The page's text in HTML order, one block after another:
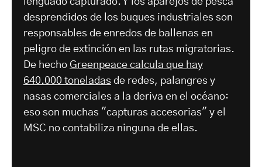
desprendidos de los buques industriales son
responsables de enredos de ballenas en
peligro de extinción en las rutas migratorias.
De hecho Greenpeace calcula que hay
640.000 toneladas de redes, palangres y
nasas comerciales a la deriva en el océano:
eso son muchas "capturas accesorias" y el
MSC no contabiliza ninguna de ellas.